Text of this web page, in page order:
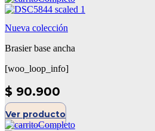
Nueva colección
Brasier base ancha
[woo_loop_info]
$ 90.900
Ver producto